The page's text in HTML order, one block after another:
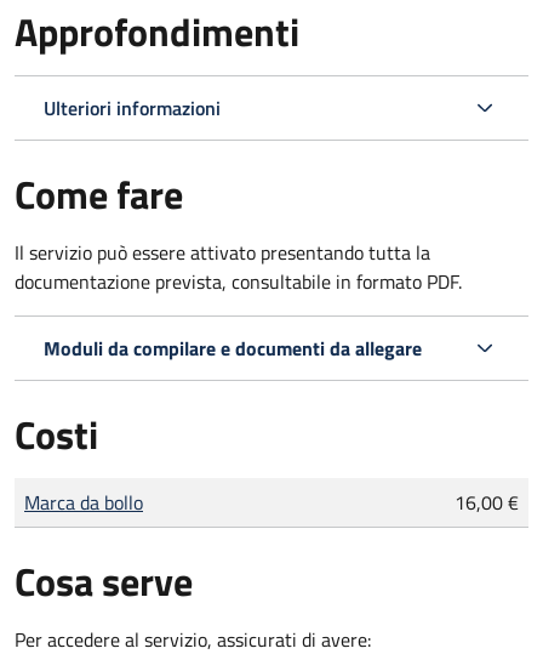
Approfondimenti
Ulteriori informazioni
Come fare
Il servizio può essere attivato presentando tutta la
documentazione prevista, consultabile in formato PDF.
Moduli da compilare e documenti da allegare
Costi
Tipo di pagamento
Importo
Marca da bollo 16,00 €
Cosa serve
Per accedere al servizio, assicurati di avere: